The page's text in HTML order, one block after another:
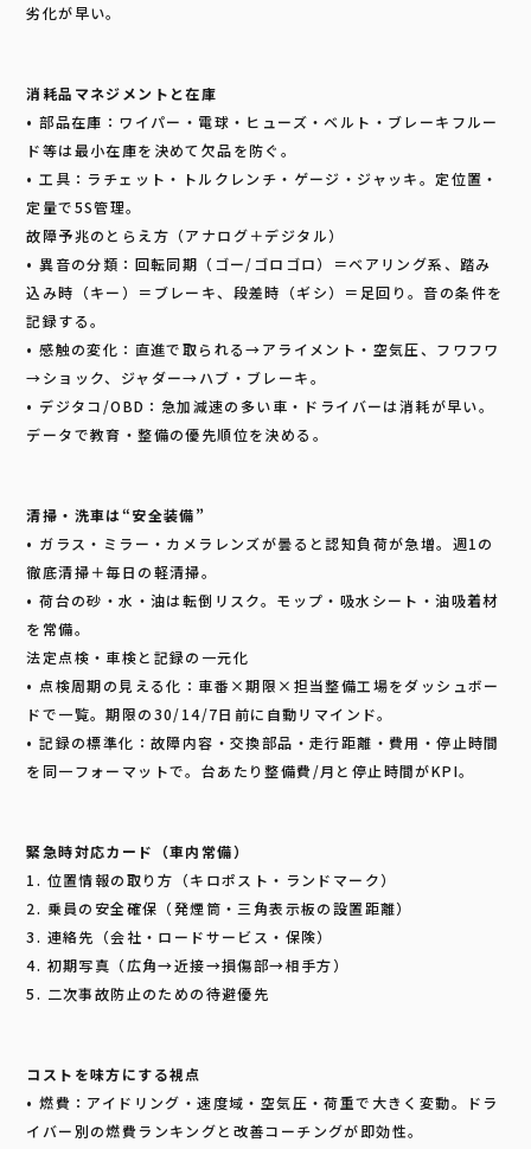
劣化が早い。
消耗品マネジメントと在庫
• 部品在庫：ワイパー・電球・ヒューズ・ベルト・ブレーキフルー
ド等は最小在庫を決めて欠品を防ぐ。
• 工具：ラチェット・トルクレンチ・ゲージ・ジャッキ。定位置・
定量で5S管理。
故障予兆のとらえ方（アナログ＋デジタル）
• 異音の分類：回転同期（ゴー/ゴロゴロ）＝ベアリング系、踏み
込み時（キー）＝ブレーキ、段差時（ギシ）＝足回り。音の条件を
記録する。
• 感触の変化：直進で取られる→アライメント・空気圧、フワフワ
→ショック、ジャダー→ハブ・ブレーキ。
• デジタコ/OBD：急加減速の多い車・ドライバーは消耗が早い。
データで教育・整備の優先順位を決める。
清掃・洗車は“安全装備”
• ガラス・ミラー・カメラレンズが曇ると認知負荷が急増。週1の
徹底清掃＋毎日の軽清掃。
• 荷台の砂・水・油は転倒リスク。モップ・吸水シート・油吸着材
を常備。
法定点検・車検と記録の一元化
• 点検周期の見える化：車番×期限×担当整備工場をダッシュボー
ドで一覧。期限の30/14/7日前に自動リマインド。
• 記録の標準化：故障内容・交換部品・走行距離・費用・停止時間
を同一フォーマットで。台あたり整備費/月と停止時間がKPI。
緊急時対応カード（車内常備）
1. 位置情報の取り方（キロポスト・ランドマーク）
2. 乗員の安全確保（発煙筒・三角表示板の設置距離）
3. 連絡先（会社・ロードサービス・保険）
4. 初期写真（広角→近接→損傷部→相手方）
5. 二次事故防止のための待避優先
コストを味方にする視点
• 燃費：アイドリング・速度域・空気圧・荷重で大きく変動。ドラ
イバー別の燃費ランキングと改善コーチングが即効性。